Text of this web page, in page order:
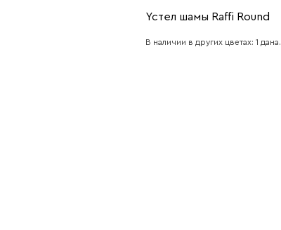
Үстел шамы Raffi Round
В наличии в других цветах: 1 дана.